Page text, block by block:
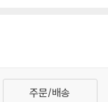
주문/배송